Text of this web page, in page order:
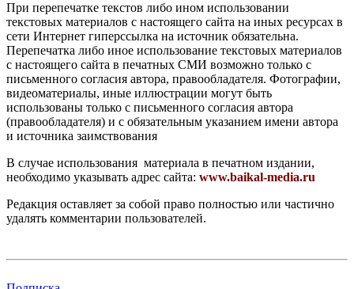
При перепечатке текстов либо ином использовании
текстовых материалов с настоящего сайта на иных ресурсах в
сети Интернет гиперссылка на источник обязательна.
Перепечатка либо иное использование текстовых материалов
с настоящего сайта в печатных СМИ возможно только с
письменного согласия автора, правообладателя. Фотографии,
видеоматериалы, иные иллюстрации могут быть
использованы только с письменного согласия автора
(правообладателя) и с обязательным указанием имени автора
и источника заимствования
В случае использования материала в печатном издании,
необходимо указывать адрес сайта: www.baikal-media.ru
Редакция оставляет за собой право полностью или частично
удалять комментарии пользователей.